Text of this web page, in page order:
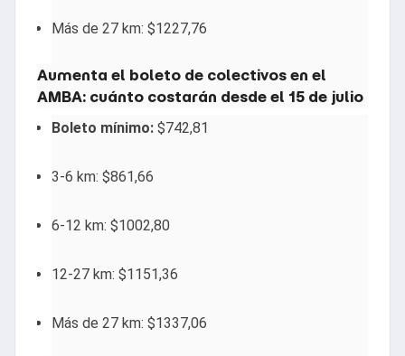
Más de 27 km: $1227,76
Aumenta el boleto de colectivos en el
AMBA: cuánto costarán desde el 15 de julio
Boleto mínimo: $742,81
3-6 km: $861,66
6-12 km: $1002,80
12-27 km: $1151,36
Más de 27 km: $1337,06